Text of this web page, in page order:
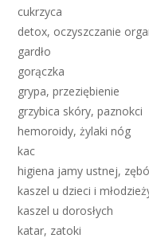
cukrzyca
detox, oczyszczanie
gardło
gorączka
grypa, przeziębienie
grzybica skóry, paznokci
hemoroidy, żylaki nóg
kac
higiena jamy ustnej,
kaszel u dzieci i
kaszel u dorosłych
katar, zatoki